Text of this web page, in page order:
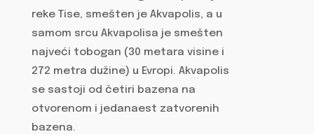
reke Tise, smešten je Akvapolis, a u
samom srcu Akvapolisa je smešten
najveći tobogan (30 metara visine i
272 metra dužine) u Evropi. Akvapolis
se sastoji od četiri bazena na
otvorenom i jedanaest zatvorenih
bazena.